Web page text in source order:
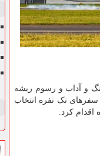
و آداب و رسوم ریشه
تک نفره انتخاب
کرد.